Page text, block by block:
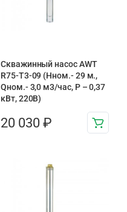
Скважинный насос AWT
R75-T3-09 (Нном.- 29 м.,
Qном.- 3,0 м3/час, Р – 0,37
кВт, 220В)
20 030 ₽